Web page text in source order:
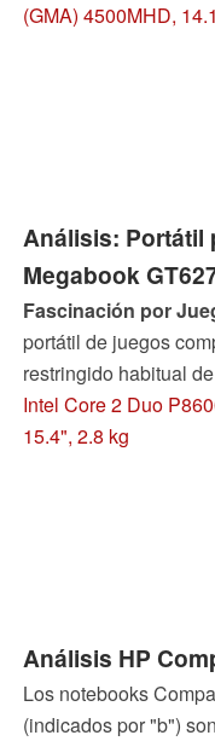
sentarse entre
(GMA) 4500MHD,
Análisis: Portátil
Megabook
Fascinación por
portátil de juegos
restringido habitual
de 15 pulgadas,
rendirse. El hecho
Intel Core 2 Duo
15.4", 2.8 kg
Análisis HP
Los notebooks
(indicados por "b")